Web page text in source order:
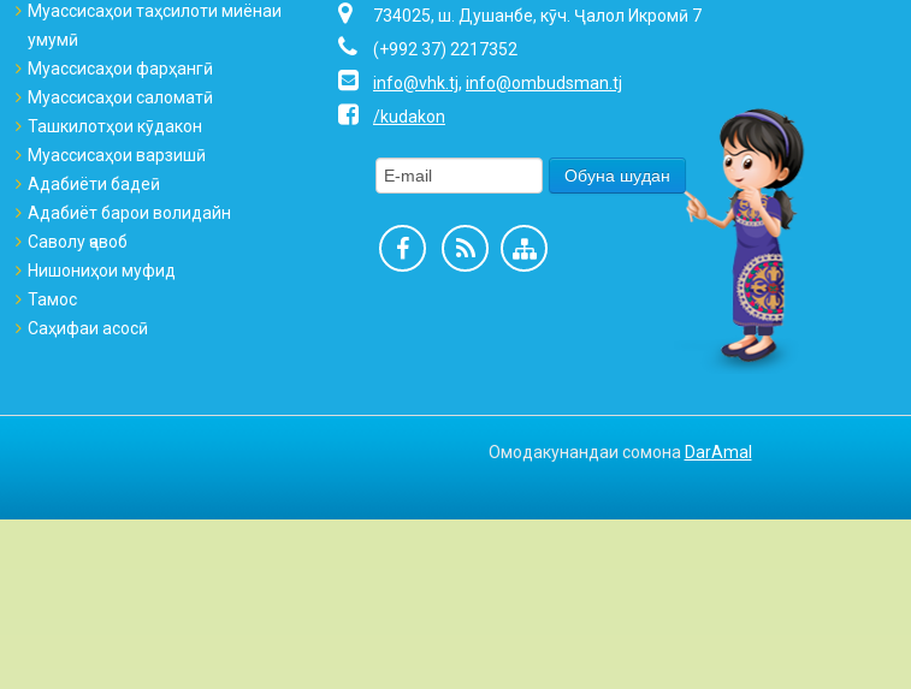
Муассисаҳои таҳсилоти миёнаи
умумӣ
Муассисаҳои фарҳангӣ
Муассисаҳои саломатӣ
Ташкилотҳои кӯдакон
Муассисаҳои варзишӣ
Адабиёти бадеӣ
Адабиёт барои волидайн
Саволу ҷавоб
Нишониҳои муфид
Тамос
Саҳифаи асосӣ
734025, ш. Душанбе, кӯч. Ҷалол Икромӣ 7
(+992 37) 2217352
info@vhk.tj, info@ombudsman.tj
/kudakon
Омодакунандаи сомона DarAmal